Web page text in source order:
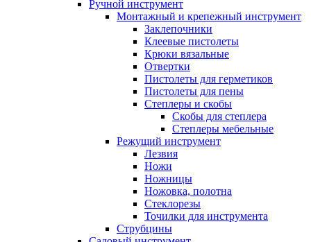
Ручной инструмент
Монтажный и крепежный инструмент
Заклепочники
Клеевые пистолеты
Крюки вязальные
Отвертки
Пистолеты для герметиков
Пистолеты для пены
Степлеры и скобы
Скобы для степлера
Степлеры мебельные
Режущий инструмент
Лезвия
Ножи
Ножницы
Ножовка, полотна
Стеклорезы
Точилки для инструмента
Струбцины